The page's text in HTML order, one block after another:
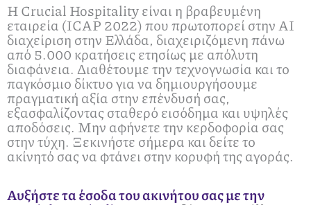
Η Crucial Hospitality είναι η βραβευμένη
εταιρεία (ICAP 2022) που πρωτοπορεί στην AI
διαχείριση στην Ελλάδα, διαχειριζόμενη πάνω
από 5.000 κρατήσεις ετησίως με απόλυτη
διαφάνεια. Διαθέτουμε την τεχνογνωσία και το
παγκόσμιο δίκτυο για να δημιουργήσουμε
πραγματική αξία στην επένδυσή σας,
εξασφαλίζοντας σταθερό εισόδημα και υψηλές
αποδόσεις. Μην αφήνετε την κερδοφορία σας
στην τύχη. Ξεκινήστε σήμερα και δείτε το
ακίνητό σας να φτάνει στην κορυφή της αγοράς.
Αυξήστε τα έσοδα του ακινήτου σας με την